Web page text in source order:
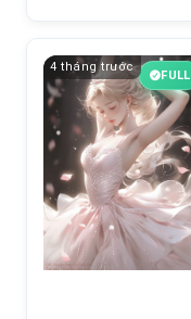
4 tháng trước
FULL